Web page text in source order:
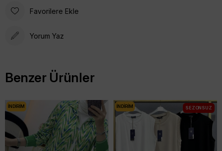
Favorilere Ekle
Yorum Yaz
Benzer Ürünler
İNDIRIM İNDIRIM SEZONSUZ